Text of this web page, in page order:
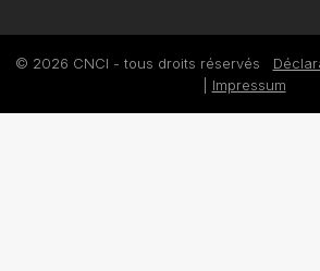
© 2026 CNCI - tous droits réservés
Impressum